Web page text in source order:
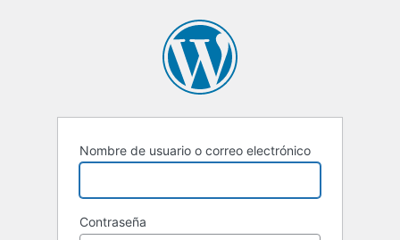
Nombre de usuario o correo electrónico
Contraseña